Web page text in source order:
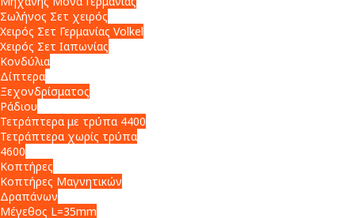
Σωλήνος Σετ χειρός
Χειρός Σετ Γερμανίας Volkel
Χειρός Σετ Ιαπωνίας
Κονδύλια
Δίπτερα
Ξεχονδρίσματος
Ράδιου
Τετράπτερα με τρύπα 4400
Τετράπτερα χωρίς τρύπα
4600
Κοπτήρες
Κοπτήρες Μαγνητικών
Δραπάνων
Μέγεθος L=35mm